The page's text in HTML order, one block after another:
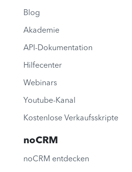
Blog
Akademie
API-Dokumentation
Hilfecenter
Webinars
Youtube-Kanal
Kostenlose Verkaufsskripte
noCRM
noCRM entdecken